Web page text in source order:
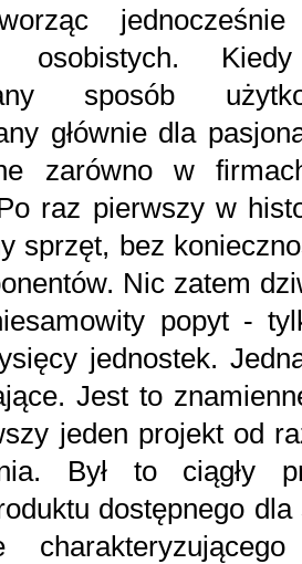
osobistych.
sposób
głównie dla
zarówno w
raz pierwszy w
sprzęt, bez
Nic zatem
popyt -
jednostek.
Jest to
jeden projekt od
Był to ciągły
dostępnego